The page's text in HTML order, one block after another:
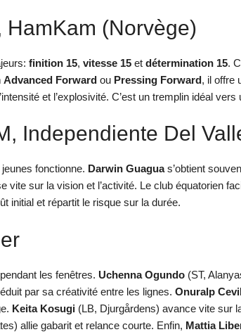
HamKam (Norvège)
finition 15, vitesse 15 et détermination 15.
Advanced Forward ou Pressing Forward, il offre
et l’explosivité. C’est un tremplin idéal
Independiente Del
jeunes fonctionne. Darwin Guaguas’obtient
vite sur la vision et l’activité. Le club équatorien
initial et répartit le risque sur la durée.
les fenêtres. Uchenna Ogundo (ST,
par sa créativité entre les lignes. Onuralp
Keita Kosugi (LB, Djurgårdens) avance vite sur
allie gabarit et relance courte. Enfin, Mattia